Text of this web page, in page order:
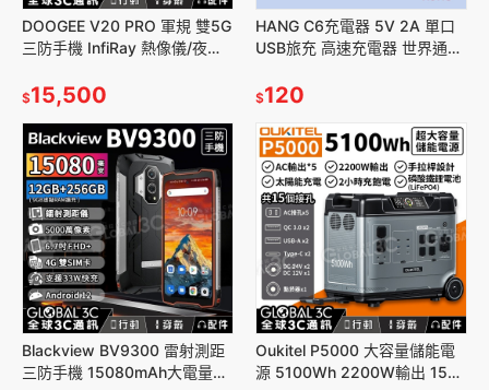
DOOGEE V20 PRO 軍規 雙5G
三防手機 InfiRay 熱像儀/夜視
$15,500
HANG C6充電器 5V 2A 單口
USB旅充 高速充電器 世界通用
證
$120
Blackview BV9300 雷射測距
三防手機 15080mAh大電量
Oukitel P5000 大容量儲能電
源 5100Wh 2200W輸出 15口